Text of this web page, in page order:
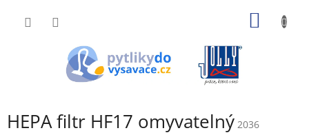
HEPA filtr HF17 omyvatelný 2036